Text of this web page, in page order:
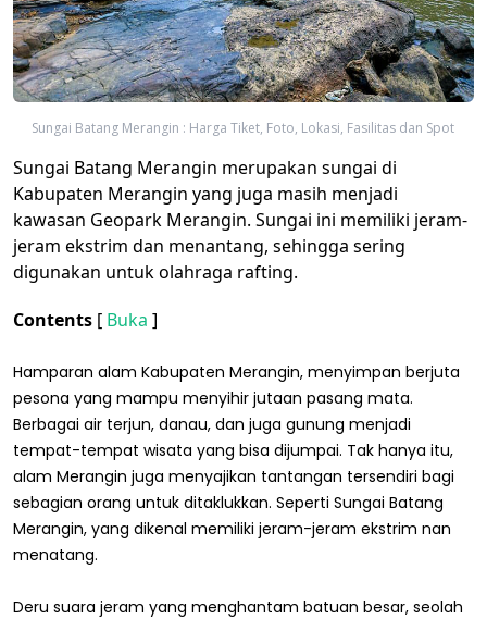
Sungai Batang Merangin : Harga Tiket, Foto, Lokasi, Fasilitas dan Spot
Sungai Batang Merangin merupakan sungai di
Kabupaten Merangin yang juga masih menjadi
kawasan Geopark Merangin. Sungai ini memiliki jeram-
jeram ekstrim dan menantang, sehingga sering
digunakan untuk olahraga rafting.
Contents [ Buka ]
Hamparan alam Kabupaten Merangin, menyimpan berjuta
pesona yang mampu menyihir jutaan pasang mata.
Berbagai air terjun, danau, dan juga gunung menjadi
tempat-tempat wisata yang bisa dijumpai. Tak hanya itu,
alam Merangin juga menyajikan tantangan tersendiri bagi
sebagian orang untuk ditaklukkan. Seperti Sungai Batang
Merangin, yang dikenal memiliki jeram-jeram ekstrim nan
menatang.
Deru suara jeram yang menghantam batuan besar, seolah